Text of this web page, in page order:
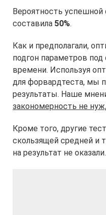
Вероятность успешной
составила 50%.
Как и предполагали,
подгон параметров
времени. Используя
для форвардтеста, мы
результаты. Наше
закономерность не
Кроме того, другие
скользящей средней и
на результат не оказали.